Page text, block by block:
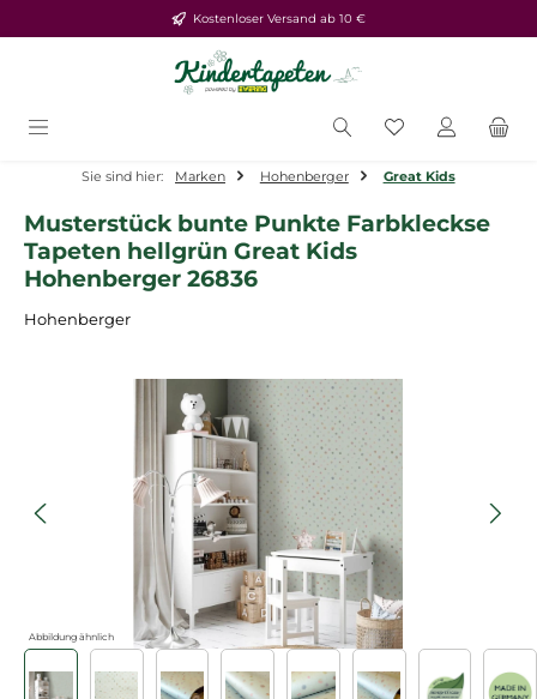
Zum Hauptinhalt springenKostenloser Versand ab 10 €
Du hast 0
Sie sind hier: Marken Hohenberger Great Kids
Musterstück bunte Punkte Farbkleckse
Tapeten hellgrün Great Kids
Hohenberger 26836
Hohenberger
Bildergalerie überspringen
Abbildung ähnlich